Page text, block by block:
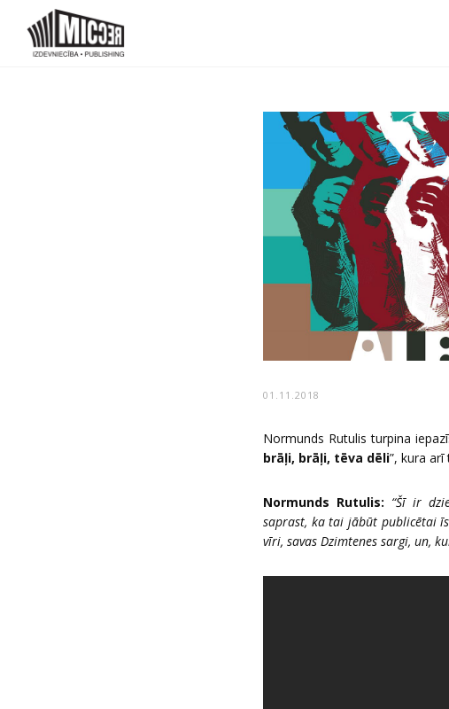
01.11.2018
Normunds Rutulis turpina
brāļi, brāļi, tēva dēli”, kura
Normunds Rutulis: “Šī ir
saprast, ka tai jābūt publicētai
vīri, savas Dzimtenes sargi, un,